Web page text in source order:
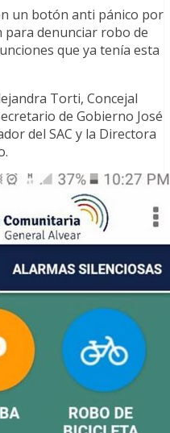
un botón anti pánico por
denunciar robo de
que ya tenía esta
Torti, Concejal
de Gobierno José
del SAC y la Directora